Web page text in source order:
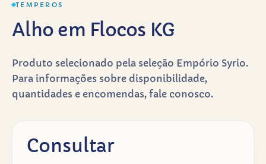
TEMPEROS
Alho em Flocos KG
Produto selecionado pela seleção Empório Syrio.
Para informações sobre disponibilidade,
quantidades e encomendas, fale conosco.
Consultar